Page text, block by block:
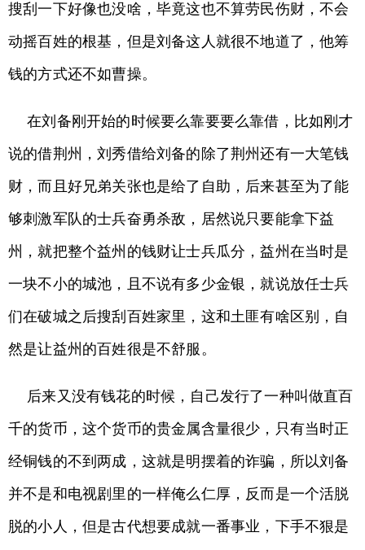
搜刮一下好像也没啥，毕竟这也不算劳民伤财，不会
动摇百姓的根基，但是刘备这人就很不地道了，他筹
钱的方式还不如曹操。
在刘备刚开始的时候要么靠要要么靠借，比如刚才
说的借荆州，刘秀借给刘备的除了荆州还有一大笔钱
财，而且好兄弟关张也是给了自助，后来甚至为了能
够刺激军队的士兵奋勇杀敌，居然说只要能拿下益
州，就把整个益州的钱财让士兵瓜分，益州在当时是
一块不小的城池，且不说有多少金银，就说放任士兵
们在破城之后搜刮百姓家里，这和土匪有啥区别，自
然是让益州的百姓很是不舒服。
后来又没有钱花的时候，自己发行了一种叫做直百
千的货币，这个货币的贵金属含量很少，只有当时正
经铜钱的不到两成，这就是明摆着的诈骗，所以刘备
并不是和电视剧里的一样俺么仁厚，反而是一个活脱
脱的小人，但是古代想要成就一番事业，下手不狠是